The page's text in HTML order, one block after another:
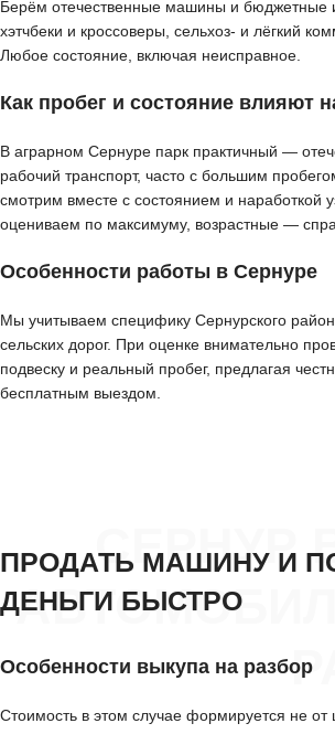
Берём отечественные машины и бюджетные
хэтчбеки и кроссоверы, сельхоз- и лёгкий
Любое состояние, включая неисправное.
Как пробег и состояние влияют
В аграрном Сернуре парк практичный —
рабочий транспорт, часто с большим
смотрим вместе с состоянием и наработкой
оцениваем по максимуму, возрастные —
Особенности работы в Сернуре
Мы учитываем специфику Сернурского
сельских дорог. При оценке внимательно
подвеску и реальный пробег, предлагая
бесплатным выездом.
СЕРНУР
ПРОДАТЬ МАШИНУ И
ДЕНЬГИ БЫСТРО
Особенности выкупа на разбор
Стоимость в этом случае формируется не от